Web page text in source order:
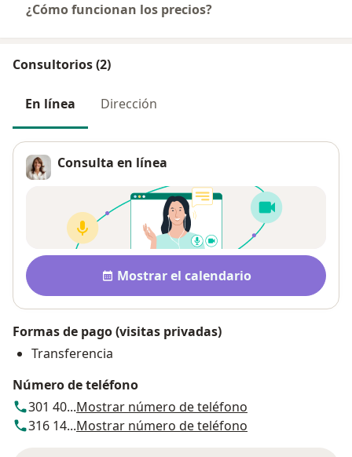
¿Cómo funcionan los precios?
Consultorios (2)
En línea Dirección
Consulta en línea
Disponibilidad
Mostrar el calendario
Formas de pago (visitas privadas)
Transferencia
Número de teléfono
301 40...Mostrar número de teléfono
316 14...Mostrar número de teléfono